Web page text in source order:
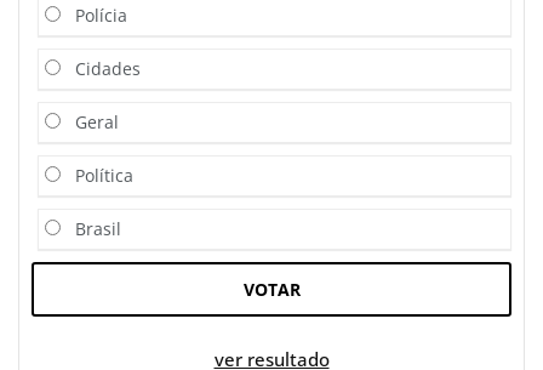
Polícia
Cidades
Geral
Política
Brasil
VOTAR
ver resultado